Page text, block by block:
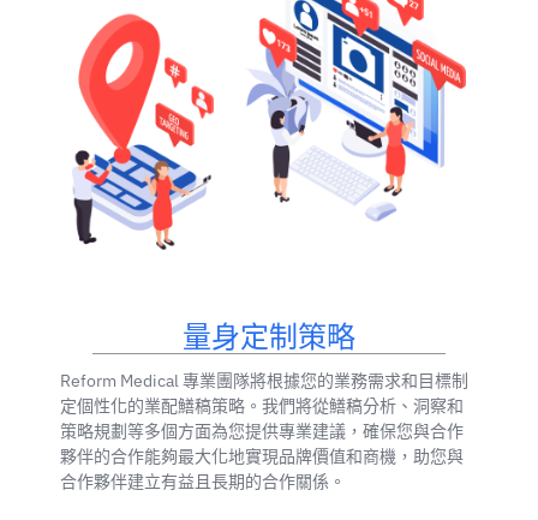
量身定制策略
Reform Medical 專業團隊將根據您的業務需求和目標制
定個性化的業配鱔稿策略。我們將從鱔稿分析、洞察和
策略規劃等多個方面為您提供專業建議，確保您與合作
夥伴的合作能夠最大化地實現品牌價值和商機，助您與
合作夥伴建立有益且長期的合作關係。